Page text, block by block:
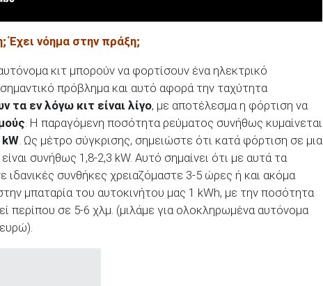
Έχει νόημα στην πράξη;
κιτ μπορούν να φορτίσουν ένα ηλεκτρικό
πρόβλημα και αυτό αφορά την ταχύτητα
τα εν λόγω κιτ είναι λίγο, με αποτέλεσμα η φόρτιση να
. Η παραγόμενη ποσότητα ρεύματος συνήθως κυμαίνεται
. Ως μέτρο σύγκρισης, σημειώστε ότι κατά φόρτιση σε μια
συνήθως 1,8-2,3 kW. Αυτό σημαίνει ότι με αυτά τα
ιδανικές συνθήκες χρειαζόμαστε 3-5 ώρες ή και ακόμα
μπαταρία του αυτοκινήτου μας 1 kWh, με την ποσότητα
περίπου σε 5-6 χλμ. (μιλάμε για ολοκληρωμένα αυτόνομα